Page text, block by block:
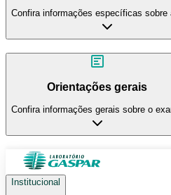
Confira informações específicas sobre
Orientações gerais
Confira informações gerais sobre o
Institucional